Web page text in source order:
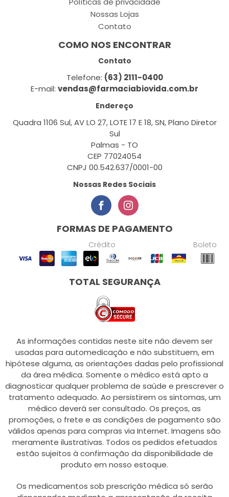
Nossas Lojas
Contato
COMO NOS ENCONTRAR
Contato
Telefone: (63) 2111-0400
E-mail: vendas@farmaciabiovida.com.br
Endereço
Quadra 1106 Sul, AV LO 27, LOTE 17 E 18, SN, Plano Diretor
Sul
Palmas - TO
CEP 77024054
CNPJ 00.542.637/0001-00
Nossas Redes Sociais
FORMAS DE PAGAMENTO
Crédito Boleto
TOTAL SEGURANÇA
As informações contidas neste site não devem ser
usadas para automedicação e não substituem, em
hipótese alguma, as orientações dadas pelo profissional
da área médica. Somente o médico está apto a
diagnosticar qualquer problema de saúde e prescrever o
tratamento adequado. Ao persistirem os sintomas, um
médico deverá ser consultado. Os preços, as
promoções, o frete e as condições de pagamento são
válidos apenas para compras via Internet. Imagens são
meramente ilustrativas. Todos os pedidos efetuados
estão sujeitos à confirmação da disponibilidade de
produto em nosso estoque.
Os medicamentos sob prescrição médica só serão